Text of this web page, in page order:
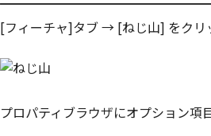
[フィーチャ]タブ → [ねじ山] をクリ
プロパティブラウザにオプション項